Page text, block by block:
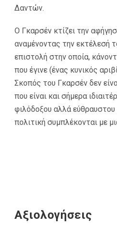
Δαντών.
Ο Γκαρσέν κτίζει την
αναμένοντας την εκτέλεσή
επιστολή στην οποία,
που έγινε (ένας κυνικός
Σκοπός του Γκαρσέν δεν
που είναι και σήμερα
φιλόδοξου αλλά
πολιτική συμπλέκονται με
Αξιολογήσεις